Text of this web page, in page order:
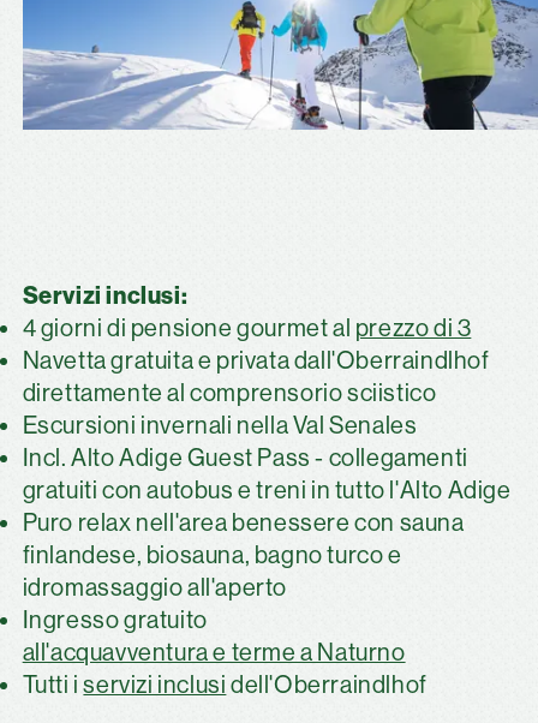
Servizi inclusi:
4 giorni di pensione gourmet al prezzo di 3
Navetta gratuita e privata dall'Oberraindlhof
direttamente al comprensorio sciistico
Escursioni invernali nella Val Senales
Incl. Alto Adige Guest Pass - collegamenti
gratuiti con autobus e treni in tutto l'Alto Adige
Puro relax nell'area benessere con sauna
finlandese, biosauna, bagno turco e
idromassaggio all'aperto
Ingresso gratuito
all'acquavventura e terme a Naturno
Tutti iservizi inclusi dell'Oberraindlhof